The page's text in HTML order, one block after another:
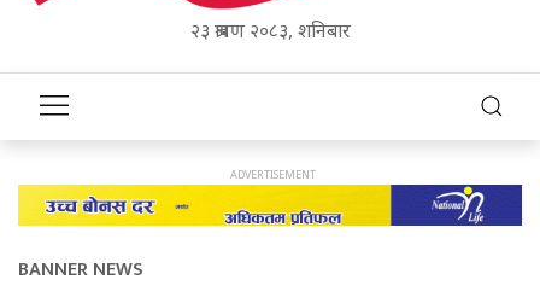
२३ श्रावण २०८३, शनिबार
BANNER NEWS